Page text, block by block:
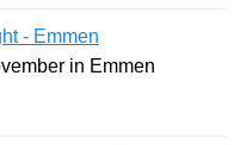
- Emmen
in Emmen